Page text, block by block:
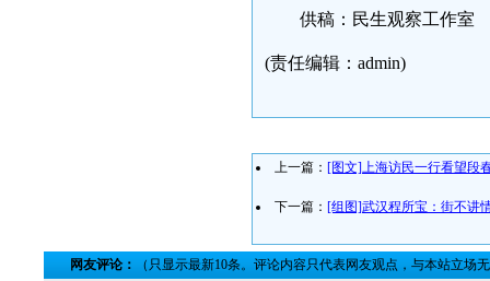
供稿：民生观察工作室
(责任编辑：admin)
上一篇： [图文]上海访民一行看望段
下一篇： [组图]武汉程所宝：街不讲
网友评论： （只显示最新10条。评论内容只代表网友观点，与本站立场